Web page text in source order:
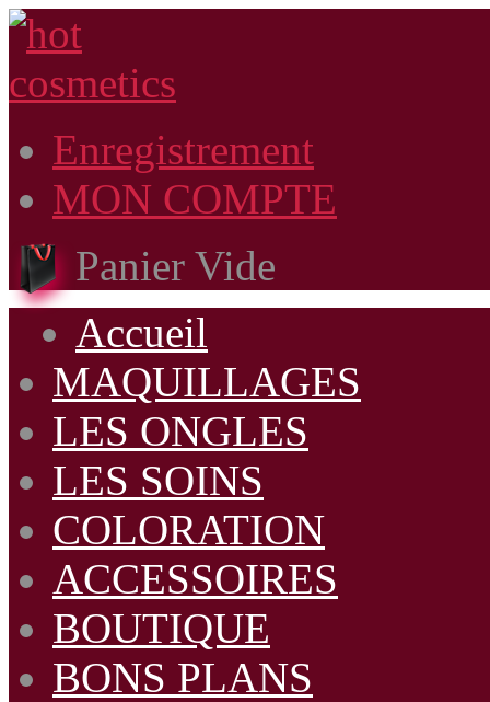
Enregistrement
MON COMPTE
Panier Vide
Accueil
MAQUILLAGES
LES ONGLES
LES SOINS
COLORATION
ACCESSOIRES
BOUTIQUE
BONS PLANS